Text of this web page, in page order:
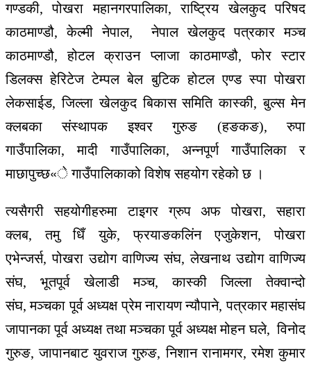
गण्डकी, पोखरा महानगरपालिका, राष्ट्रिय खेलकुद परिषद
काठमाण्डौ, केल्मी नेपाल, नेपाल खेलकुद पत्रकार मञ्च
काठमाण्डौ, होटल क्राउन प्लाजा काठमाण्डौ, फोर स्टार
डिलक्स हेरिटेज टेम्पल बेल बुटिक होटल एण्ड स्पा पोखरा
लेकसाईड, जिल्ला खेलकुद बिकास समिति कास्की, बुल्स मेन
क्लबका संस्थापक इश्वर गुरुङ (हङकङ), रुपा
गाउँपालिका, मादी गाउँपालिका, अन्नपूर्ण गाउँपालिका र
माछापुच्छ«े गाउँपालिकाको विशेष सहयोग रहेको छ ।
त्यसैगरी सहयोगीहरुमा टाइगर ग्रुप अफ पोखरा, सहारा
क्लब, तमु धिँ युके, फ्रयाङकलिंन एजुकेशन, पोखरा
एभेन्जर्स, पोखरा उद्योग वाणिज्य संघ, लेखनाथ उद्योग वाणिज्य
संघ, भूतपूर्व खेलाडी मञ्च, कास्की जिल्ला तेक्वान्दो
संघ, मञ्चका पूर्व अध्यक्ष प्रेम नारायण न्यौपाने, पत्रकार महासंघ
जापानका पूर्व अध्यक्ष तथा मञ्चका पूर्व अध्यक्ष मोहन घले, विनोद
गुरुङ, जापानबाट युवराज गुरुङ, निशान रानामगर, रमेश कुमार